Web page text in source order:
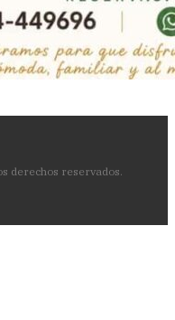
derechos reservados.